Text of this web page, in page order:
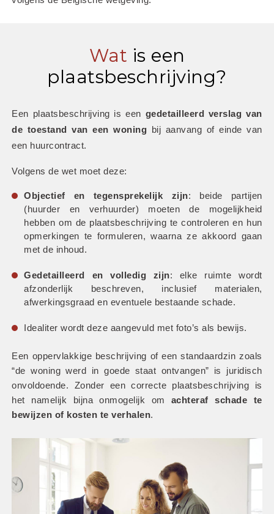
Wat is een
plaatsbeschrijving?
Een plaatsbeschrijving is een gedetailleerd verslag van
de toestand van een woning bij aanvang of einde van
een huurcontract.
Volgens de wet moet deze:
Objectief en tegensprekelijk zijn: beide partijen
(huurder en verhuurder) moeten de mogelijkheid
hebben om de plaatsbeschrijving te controleren en hun
opmerkingen te formuleren, waarna ze akkoord gaan
met de inhoud.
Gedetailleerd en volledig zijn: elke ruimte wordt
afzonderlijk beschreven, inclusief materialen,
afwerkingsgraad en eventuele bestaande schade.
Idealiter wordt deze aangevuld met foto’s als bewijs.
Een oppervlakkige beschrijving of een standaardzin zoals
“de woning werd in goede staat ontvangen” is juridisch
onvoldoende. Zonder een correcte plaatsbeschrijving is
het namelijk bijna onmogelijk om
achteraf schade te
bewijzen of kosten te verhalen.